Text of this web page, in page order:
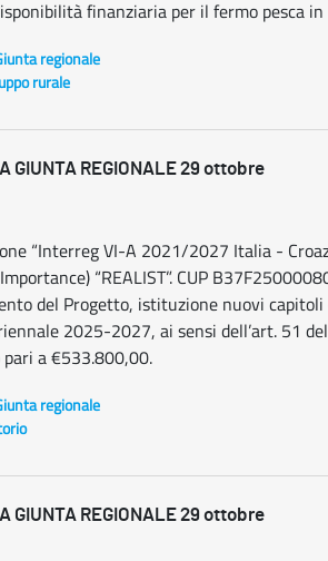
finanziaria per il fermo pesca in
regionale
rurale
GIUNTA REGIONALE 29 ottobre
“Interreg VI-A 2021/2027 Italia -
“REALIST”. CUP
del Progetto, istituzione nuovi
2025-2027, ai sensi dell’art. 51
a €533.800,00.
regionale
GIUNTA REGIONALE 29 ottobre